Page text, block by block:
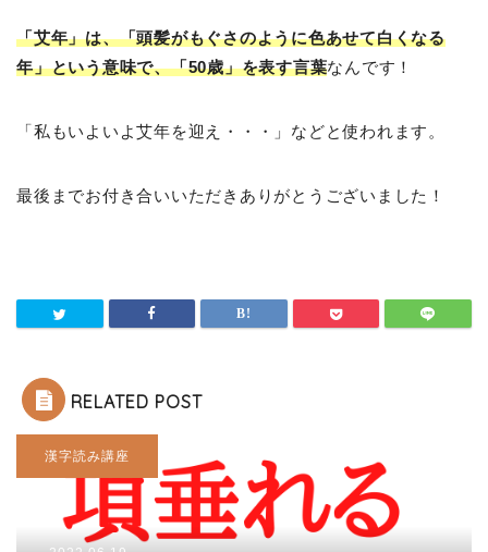
「艾年」は、「頭髪がもぐさのように色あせて白くなる
年」という意味で、「50歳」を表す言葉なんです！
「私もいよいよ艾年を迎え・・・」などと使われます。
最後までお付き合いいただきありがとうございました！
RELATED POST
漢字読み講座